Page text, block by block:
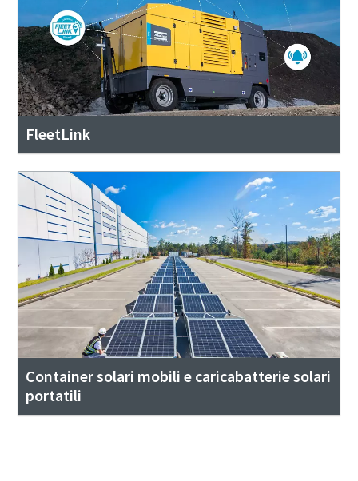
FleetLink
Container solari mobili e caricabatterie solari
portatili